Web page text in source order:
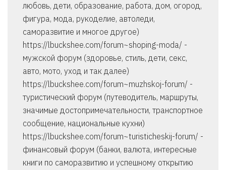
любовь, дети, образование, работа, дом, огород,
фигура, мода, рукоделие, автоледи,
саморазвитие и многое другое)
https://lbuckshee.com/forum~shoping-moda/ -
мужской форум (здоровье, стиль, дети, секс,
авто, мото, уход и так далее)
https://lbuckshee.com/forum~muzhskoj-forum/ -
туристический форум (путеводитель, маршруты,
значимые достопримечательности, транспортное
сообщение, национальные кухни)
https://lbuckshee.com/forum~turisticheskij-forum/ -
финансовый форум (банки, валюта, интересные
книги по саморазвитию и успешному открытию